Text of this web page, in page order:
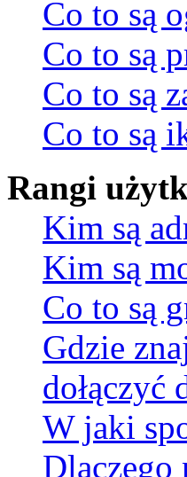
Co to są
Co to są
Co to są
Co to są
Rangi
Kim są
Kim są
Co to są
Gdzie
dołączyć
W jaki